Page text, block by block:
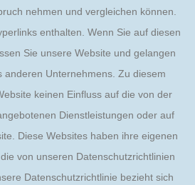
nehmen und vergleichen können.
enthalten. Wenn Sie auf diesen
Sie unsere Website und gelangen
anderen Unternehmens. Zu diesem
keinen Einfluss auf die von der
Dienstleistungen oder auf
Diese Websites haben ihre eigenen
von unseren Datenschutzrichtlinien
Datenschutzrichtlinie bezieht sich